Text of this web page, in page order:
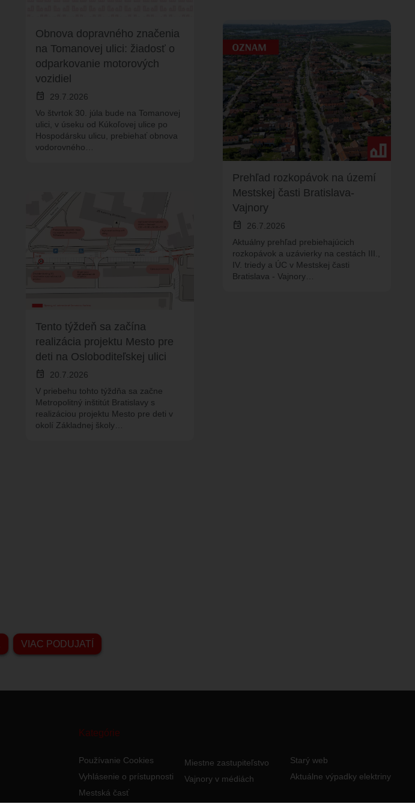
Obnova dopravného značenia
na Tomanovej ulici: žiadosť o
odparkovanie motorových
vozidiel
event
29.7.2026
Vo štvrtok 30. júla bude na Tomanovej
ulici, v úseku od Kúkoľovej ulice po
Hospodársku ulicu, prebiehať obnova
vodorovného…
Prehľad rozkopávok na území
Mestskej časti Bratislava-
Vajnory
event
26.7.2026
Aktuálny prehľad prebiehajúcich
rozkopávok a uzávierky na cestách III.,
IV. triedy a ÚC v Mestskej časti
Bratislava - Vajnory…
Tento týždeň sa začína
realizácia projektu Mesto pre
deti na Osloboditeľskej ulici
event
20.7.2026
V priebehu tohto týždňa sa začne
Metropolitný inštitút Bratislavy s
realizáciou projektu Mesto pre deti v
okolí Základnej školy…
VIAC PODUJATÍ
Kategórie
Používanie Cookies
Vyhlásenie o prístupnosti
Mestská časť
Miestne zastupiteľstvo
Vajnory v médiách
Starý web
Aktuálne výpadky elektriny